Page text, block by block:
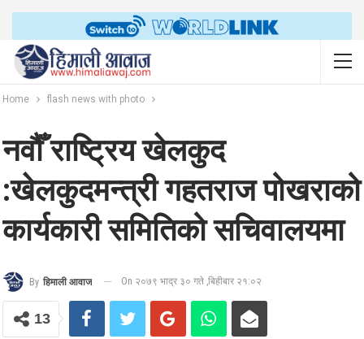
Home flash news with photo
नवौँ राष्ट्रिय खेलकुद
:खेलकुदमन्त्री गहतराज पोखराको
कार्यकारी समितिको सचिवालयमा
By हिमाली आवाज On २०७९ भाद्र ३० गते ,बिहीबार २१:०२
13